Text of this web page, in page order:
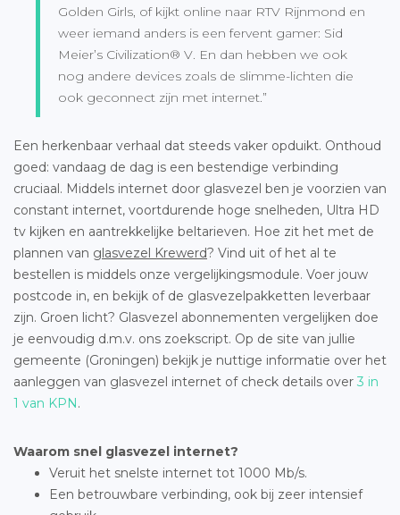
Golden Girls, of kijkt online naar RTV Rijnmond en
weer iemand anders is een fervent gamer: Sid
Meier’s Civilization® V. En dan hebben we ook
nog andere devices zoals de slimme-lichten die
ook geconnect zijn met internet.”
Een herkenbaar verhaal dat steeds vaker opduikt. Onthoud
goed: vandaag de dag is een bestendige verbinding
cruciaal. Middels internet door glasvezel ben je voorzien van
constant internet, voortdurende hoge snelheden, Ultra HD
tv kijken en aantrekkelijke beltarieven. Hoe zit het met de
plannen van glasvezel Krewerd? Vind uit of het al te
bestellen is middels onze vergelijkingsmodule. Voer jouw
postcode in, en bekijk of de glasvezelpakketten leverbaar
zijn. Groen licht? Glasvezel abonnementen vergelijken doe
je eenvoudig d.m.v. ons zoekscript. Op de site van jullie
gemeente (Groningen) bekijk je nuttige informatie over het
aanleggen van glasvezel internet of check details over 3 in
1 van KPN.
Waarom snel glasvezel internet?
Veruit het snelste internet tot 1000 Mb/s.
Een betrouwbare verbinding, ook bij zeer intensief